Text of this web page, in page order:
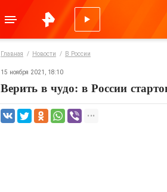
Главная Новости В России
15 ноября 2021, 18:10
Верить в чудо: в России